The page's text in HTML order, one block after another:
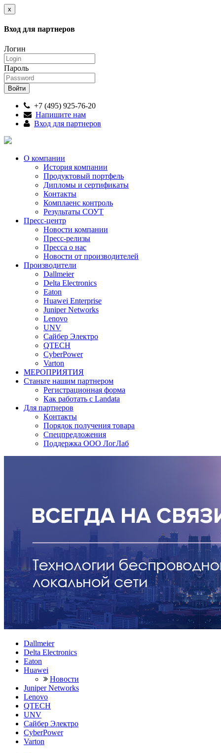
x
Вход для партнеров
Логин
Пароль
+7 (495) 925-76-20
Напишите нам
Вход для партнеров
О компании
История компании
Продуктовый портфель
Дипломы и сертификаты
Контакты
Комплаенс контроль
Результаты СОУТ
Пресс-центр
Новости компании
Пресс-релизы
Пресса о нас
Новости от производителей
Производители
Dallmeier
Delta Electronics
Eaton
Huawei Enterprise
Juniper Networks
Lenovo
UNV
Сайбер Электро
QTECH
CyberPower
Varton
МЕРОПРИЯТИЯ
Станьте нашим партнером
Регистрационная форма
Как работать с Landata
Для партнеров
Кoнтaкты
Порядок получения товара
Спецпредложения
Поддержка ООО ЛогЛаб
Dallmeier
Delta Electronics
Eaton
Huawei
Новости
Juniper Networks
Lenovo
QTECH
UNV
Сайбер Электро
CyberPower
Varton